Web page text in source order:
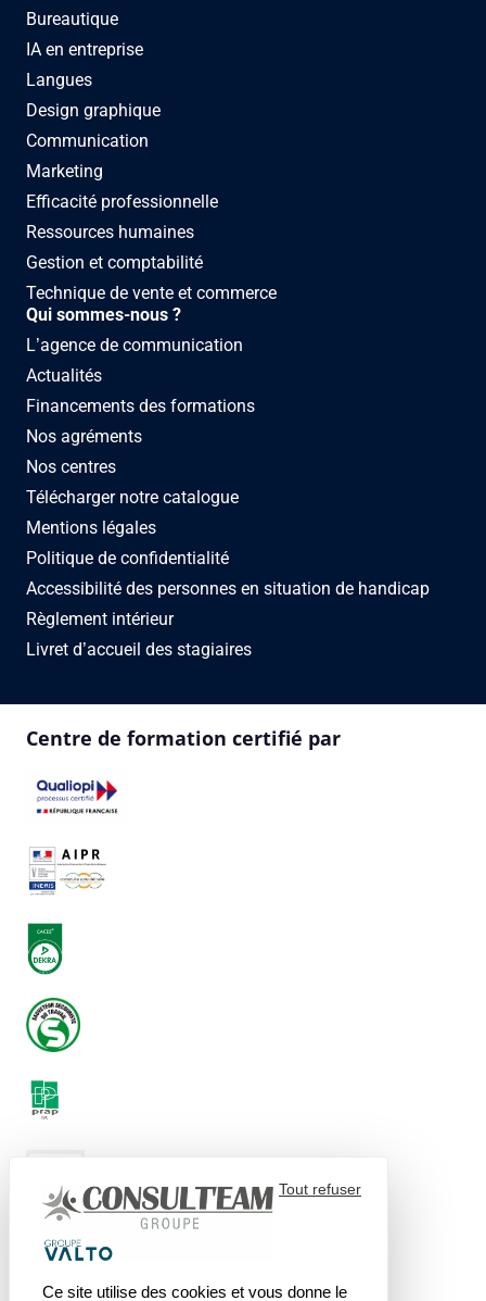
Bureautique
IA en entreprise
Langues
Design graphique
Communication
Marketing
Efficacité professionnelle
Ressources humaines
Gestion et comptabilité
Technique de vente et commerce
Qui sommes-nous ?
L’agence de communication
Actualités
Financements des formations
Nos agréments
Nos centres
Télécharger notre catalogue
Mentions légales
Politique de confidentialité
Accessibilité des personnes en situation de handicap
Règlement intérieur
Livret d’accueil des stagiaires
Centre de formation certifié par
Ce site utilise des cookies et vous donne le
Tout refuser